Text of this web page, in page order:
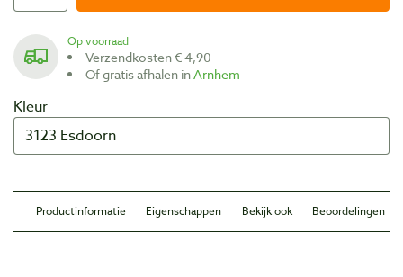
Op voorraad
Verzendkosten € 4,90
Of gratis afhalen inArnhem
Kleur
Productinformatie Eigenschappen Bekijk ook Beoordelingen